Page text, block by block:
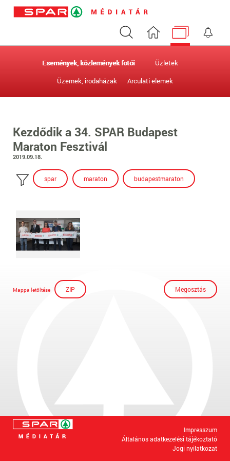
Keresés Nyitóoldal Médiatár
Események, közlemények fotói
Üzletek
Üzemek, irodaházak
Arculati elemek
Kezdődik a 34. SPAR Budapest
Maraton Fesztivál
2019.09.18.
spar maraton budapestmaraton
Mappa letöltése ZIP Megosztás
Impresszum
Általános adatkezelési tájékoztató
Jogi nyilatkozat